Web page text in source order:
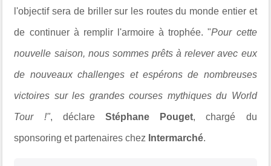
l'objectif sera de briller sur les routes du monde entier et
de continuer à remplir l'armoire à trophée. "Pour cette
nouvelle saison, nous sommes prêts à relever avec eux
de nouveaux challenges et espérons de nombreuses
victoires sur les grandes courses mythiques du World
Tour !", déclare Stéphane Pouget, chargé du
sponsoring et partenaires chez Intermarché.